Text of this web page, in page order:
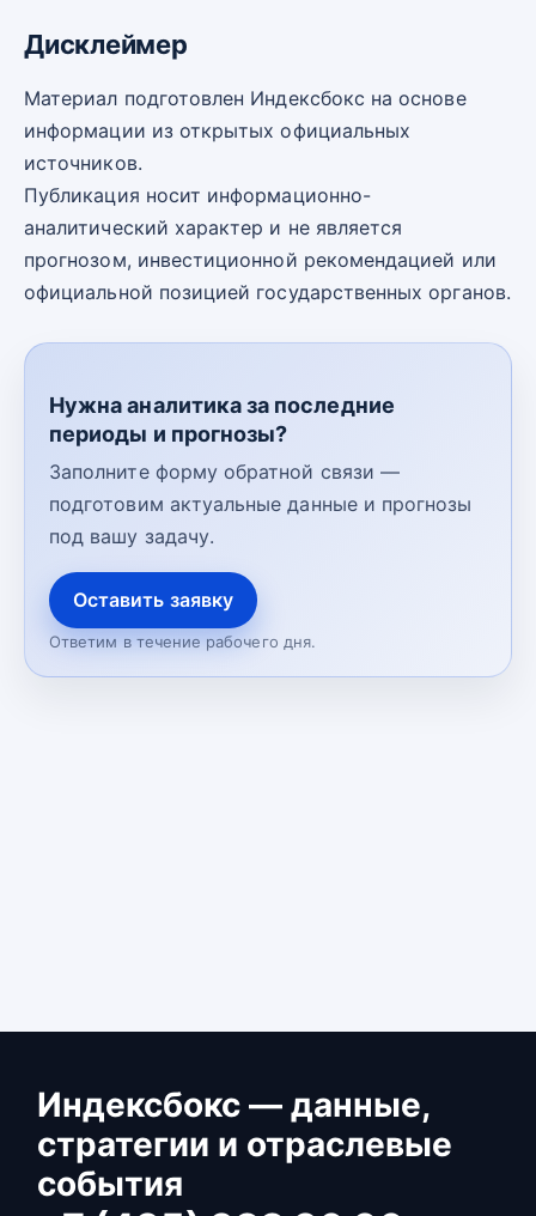
Дисклеймер
Материал подготовлен Индексбокс на основе
информации из открытых официальных
источников.
Публикация носит информационно-
аналитический характер и не является
прогнозом, инвестиционной рекомендацией или
официальной позицией государственных органов.
Нужна аналитика за последние
периоды и прогнозы?
Заполните форму обратной связи —
подготовим актуальные данные и прогнозы
под вашу задачу.
Оставить заявку
Ответим в течение рабочего дня.
Индексбокс — данные,
стратегии и отраслевые
события